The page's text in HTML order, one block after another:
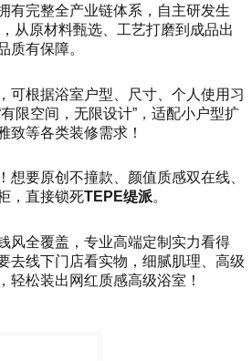
有完整全产业链体系，自主研发生
，从原材料甄选、工艺打磨到成品出
质有保障。
，可根据浴室户型、尺寸、个人使用习
限空间，无限设计”，适配小户型扩
致等各类装修需求！
想要原创不撞款、颜值质感双在线、
，直接锁死TEPE缇派。
风全覆盖，专业高端定制实力看得
去线下门店看实物，细腻肌理、高级
轻松装出网红质感高级浴室！